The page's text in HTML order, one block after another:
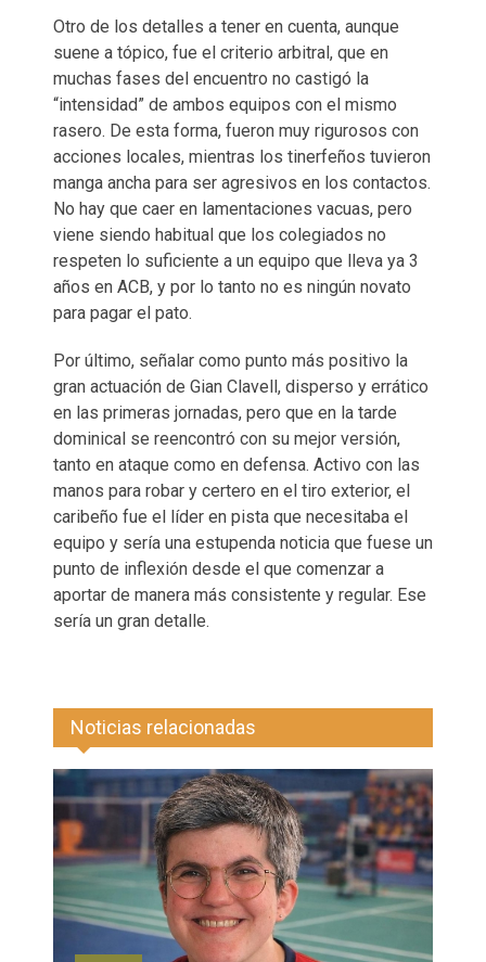
Otro de los detalles a tener en cuenta, aunque
suene a tópico, fue el criterio arbitral, que en
muchas fases del encuentro no castigó la
“intensidad” de ambos equipos con el mismo
rasero. De esta forma, fueron muy rigurosos con
acciones locales, mientras los tinerfeños tuvieron
manga ancha para ser agresivos en los contactos.
No hay que caer en lamentaciones vacuas, pero
viene siendo habitual que los colegiados no
respeten lo suficiente a un equipo que lleva ya 3
años en ACB, y por lo tanto no es ningún novato
para pagar el pato.
Por último, señalar como punto más positivo la
gran actuación de Gian Clavell, disperso y errático
en las primeras jornadas, pero que en la tarde
dominical se reencontró con su mejor versión,
tanto en ataque como en defensa. Activo con las
manos para robar y certero en el tiro exterior, el
caribeño fue el líder en pista que necesitaba el
equipo y sería una estupenda noticia que fuese un
punto de inflexión desde el que comenzar a
aportar de manera más consistente y regular. Ese
sería un gran detalle.
Noticias relacionadas